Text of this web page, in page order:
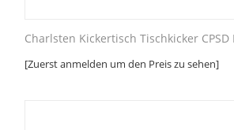
Charlsten Kickertisch Tischkicker CPSD
[Zuerst anmelden um den Preis zu sehen]